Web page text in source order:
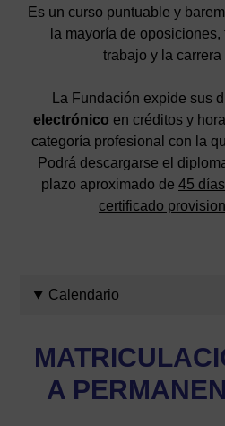
Es un curso puntuable y
la mayoría de
trabajo y la
La Fundación expide sus
electrónico en créditos y
categoría profesional con la
Podrá descargarse el
plazo aproximado de 45
certificado
Calendario
A